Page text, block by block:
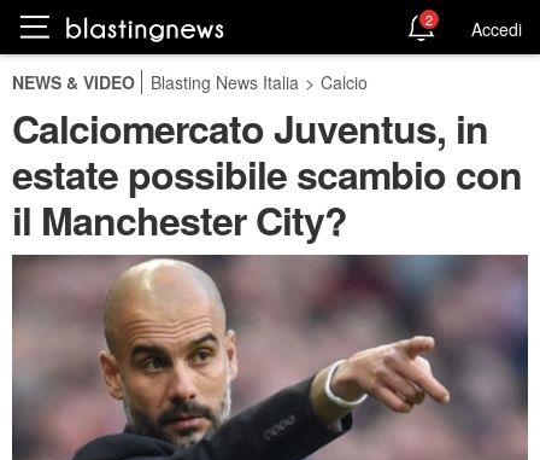
2 Accedi
NEWS & VIDEO Blasting News Italia > Calcio
Calciomercato Juventus, in
estate possibile scambio con
il Manchester City?